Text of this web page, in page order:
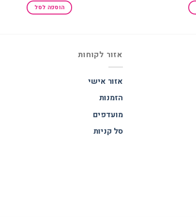
היה:
₪55.00.
הוספה לסל
אזור לקוחות
אזור אישי
הזמנות
מועדפים
סל קניות